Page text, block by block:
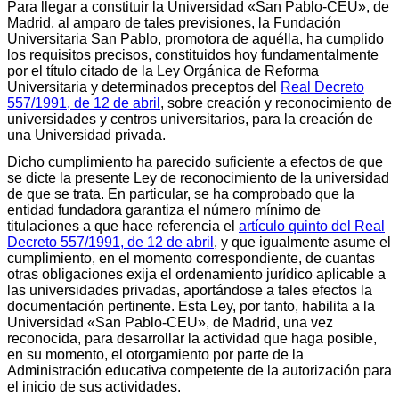
Para llegar a constituir la Universidad «San Pablo-CEU», de
Madrid, al amparo de tales previsiones, la Fundación
Universitaria San Pablo, promotora de aquélla, ha cumplido
los requisitos precisos, constituidos hoy fundamentalmente
por el título citado de la Ley Orgánica de Reforma
Universitaria y determinados preceptos del Real Decreto
557/1991, de 12 de abril , sobre creación y reconocimiento de
universidades y centros universitarios, para la creación de
una Universidad privada.
Dicho cumplimiento ha parecido suficiente a efectos de que
se dicte la presente Ley de reconocimiento de la universidad
de que se trata. En particular, se ha comprobado que la
entidad fundadora garantiza el número mínimo de
titulaciones a que hace referencia el artículo quinto del Real
Decreto 557/1991, de 12 de abril , y que igualmente asume el
cumplimiento, en el momento correspondiente, de cuantas
otras obligaciones exija el ordenamiento jurídico aplicable a
las universidades privadas, aportándose a tales efectos la
documentación pertinente. Esta Ley, por tanto, habilita a la
Universidad «San Pablo-CEU», de Madrid, una vez
reconocida, para desarrollar la actividad que haga posible,
en su momento, el otorgamiento por parte de la
Administración educativa competente de la autorización para
el inicio de sus actividades.